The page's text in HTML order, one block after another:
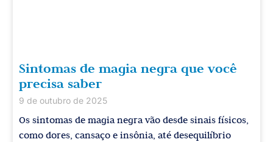
Sintomas de magia negra que você
precisa saber
9 de outubro de 2025
Os sintomas de magia negra vão desde sinais físicos,
como dores, cansaço e insônia, até desequilíbrio